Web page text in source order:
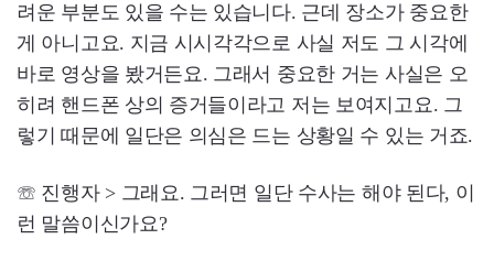
려운 부분도 있을 수는 있습니다. 근데 장소가 중요한
게 아니고요. 지금 시시각각으로 사실 저도 그 시각에
바로 영상을 봤거든요. 그래서 중요한 거는 사실은 오
히려 핸드폰 상의 증거들이라고 저는 보여지고요. 그
렇기 때문에 일단은 의심은 드는 상황일 수 있는 거죠.
☏ 진행자 > 그래요. 그러면 일단 수사는 해야 된다, 이
런 말씀이신가요?